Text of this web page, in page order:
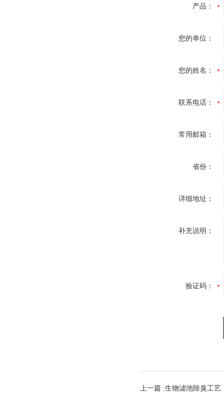
产品：
您的单位：
您的姓名：
联系电话：
常用邮箱：
省份：
详细地址：
补充说明：
验证码：
上一篇 :生物滤池除臭工艺